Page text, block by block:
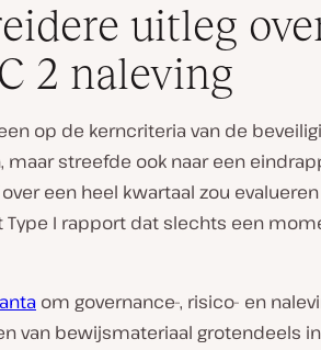
uitleg
2 naleving
op de kerncriteria van de
maar streefde ook naar een
een heel kwartaal zou evalueren
Type I rapport dat slechts een
om governance-, risico- en
van bewijsmateriaal grotendeels